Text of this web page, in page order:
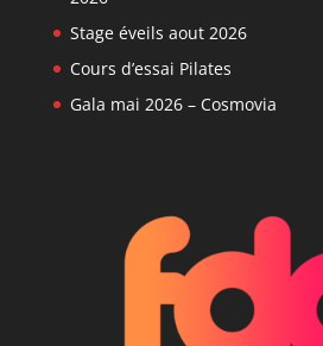
Stage éveils aout 2026
Cours d’essai Pilates
Gala mai 2026 – Cosmovia